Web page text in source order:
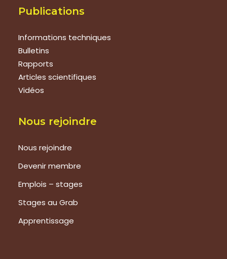
Publications
Informations techniques
Bulletins
Rapports
Articles scientifiques
Vidéos
Nous rejoindre
Nous rejoindre
Devenir membre
Emplois – stages
Stages au Grab
Apprentissage